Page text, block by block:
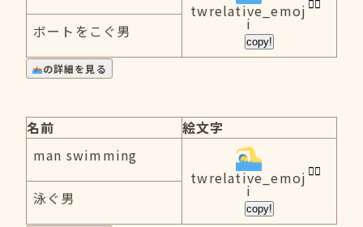
twrelative_emoj
i
copy!
ボートをこぐ男
の詳細を見る
名前
絵文字
man swimming
twrelative_emoj
i
copy!
泳ぐ男